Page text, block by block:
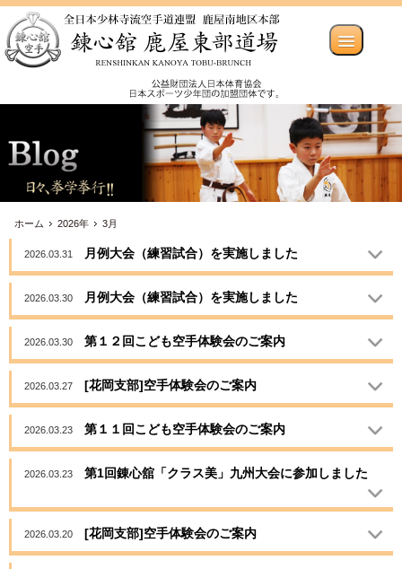
ホーム 2026年 3月
2026.03.31 月例大会（練習試合）を実施しました
2026.03.30 月例大会（練習試合）を実施しました
2026.03.30 第１２回こども空手体験会のご案内
2026.03.27 [花岡支部]空手体験会のご案内
2026.03.23 第１１回こども空手体験会のご案内
2026.03.23 第1回錬心舘「クラス美」九州大会に参加しました
2026.03.20 [花岡支部]空手体験会のご案内